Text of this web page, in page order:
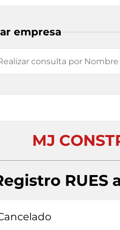
empresa
MJ
RUES